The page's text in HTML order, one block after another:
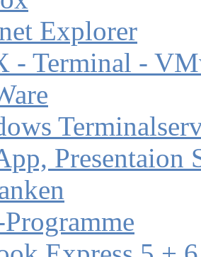
Explorer
- Terminal -
Presentaion